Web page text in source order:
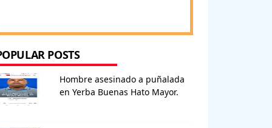
POSTS
Hombre asesinado a puñalada
en Yerba Buenas Hato Mayor.